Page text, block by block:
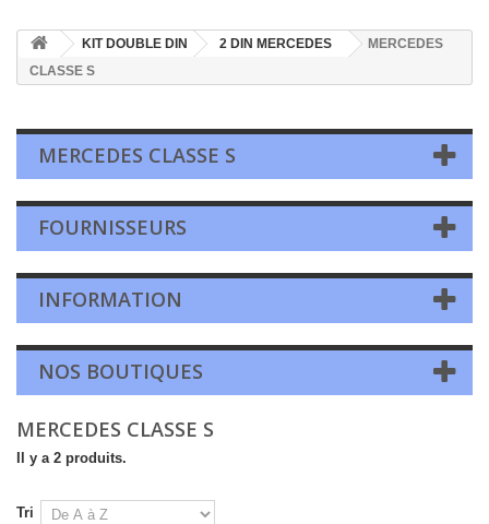
KIT DOUBLE DIN 2 DIN MERCEDES
MERCEDES
CLASSE S
MERCEDES CLASSE S
FOURNISSEURS
INFORMATION
NOS BOUTIQUES
MERCEDES CLASSE S
Il y a 2 produits.
Tri